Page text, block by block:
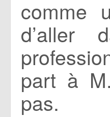
comme
d’aller
part à
pas.